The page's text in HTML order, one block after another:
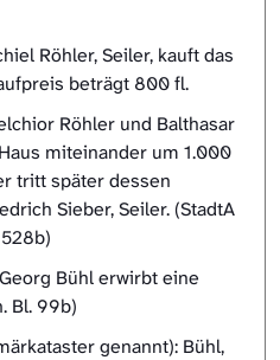
Röhler, Seiler, kauft das
beträgt 800 fl.
Röhler und Balthasar
miteinander um 1.000
tritt später dessen
Sieber, Seiler. (StadtA
Bühl erwirbt eine
Bl. 99b)
genannt): Bühl,